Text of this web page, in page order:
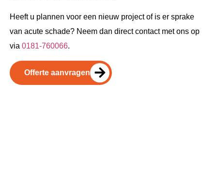
Heeft u plannen voor een nieuw project of is er sprake
van acute schade? Neem dan direct contact met ons op
via 0181-760066.
Offerte aanvragen